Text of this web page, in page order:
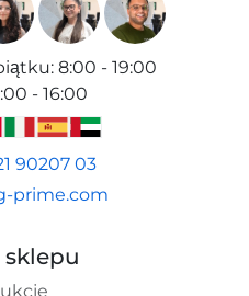
: 8:00 - 19:00
- 16:00
90207 03
prime.com
sklepu